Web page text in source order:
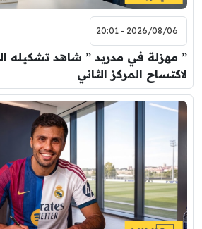
2026/08/06 - 20:01
” مهزلة في مدريد ” شاهد تشكيله
لاكتساح المركز الثاني